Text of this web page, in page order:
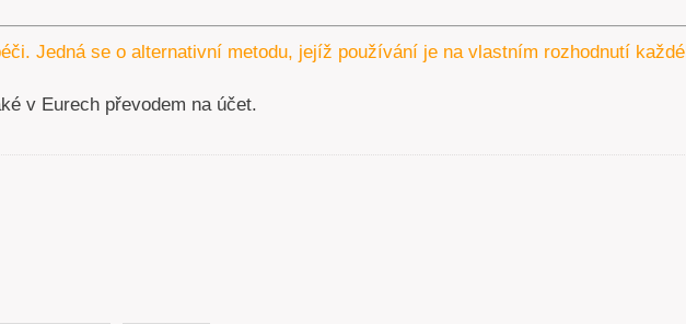
Jedná se o alternativní metodu, jejíž používání je na vlastním rozhodnutí
v Eurech převodem na účet.